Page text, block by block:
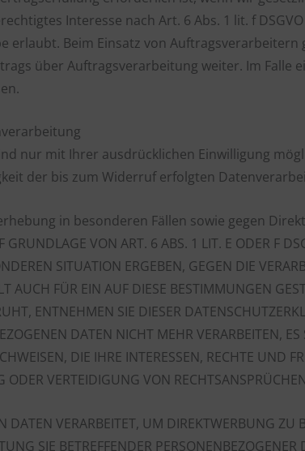
Interesse nach Art. 6 Abs. 1 lit. f
erlaubt. Beim Einsatz von
über Auftragsverarbeitung weiter. Im Falle
nur mit Ihrer ausdrücklichen Einwilligung
der bis zum Widerruf erfolgten
in besonderen Fällen sowie gegen
VON ART. 6 ABS. 1 LIT. E ODER F
SITUATION ERGEBEN, GEGEN DIE
AUCH FÜR EIN AUF DIESE BESTIMMUNGEN
ENTNEHMEN SIE DIESER
DATEN NICHT MEHR VERARBEITEN,
DIE IHRE INTERESSEN, RECHTE UND
VERTEIDIGUNG VON
VERARBEITET, UM DIREKTWERBUNG ZU
SIE BETREFFENDER